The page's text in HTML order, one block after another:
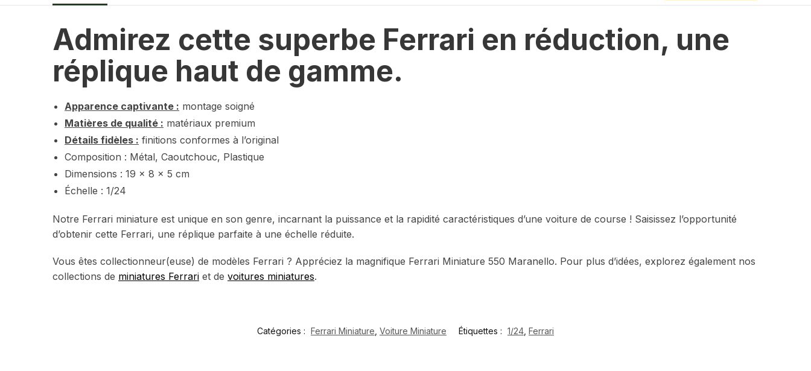
Admirez cette superbe Ferrari en réduction, une
réplique haut de gamme.
Apparence captivante : montage soigné
Matières de qualité : matériaux premium
Détails fidèles : finitions conformes à l’original
Composition : Métal, Caoutchouc, Plastique
Dimensions : 19 x 8 x 5 cm
Échelle : 1/24
Notre Ferrari miniature est unique en son genre, incarnant la puissance et la rapidité caractéristiques d’une voiture de course ! Saisissez l’opportunité
d’obtenir cette Ferrari, une réplique parfaite à une échelle réduite.
Vous êtes collectionneur(euse) de modèles Ferrari ? Appréciez la magnifique Ferrari Miniature 550 Maranello. Pour plus d’idées, explorez également nos
collections de miniatures Ferrari et de voitures miniatures.
Catégories : Ferrari Miniature Voiture Miniature Étiquettes : 1/24 Ferrari